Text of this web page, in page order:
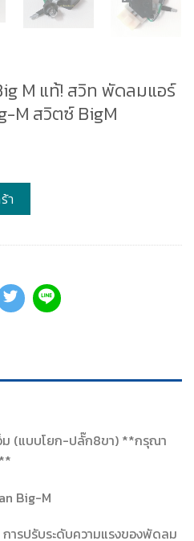
M แท้! สวิท พัดลมแอร์
M สวิตซ์ BigM
า
(แบบโยก-ปลั๊ก8ขา) **กรุณา
Big-M
รปรับระดับความแรงของพัดลม